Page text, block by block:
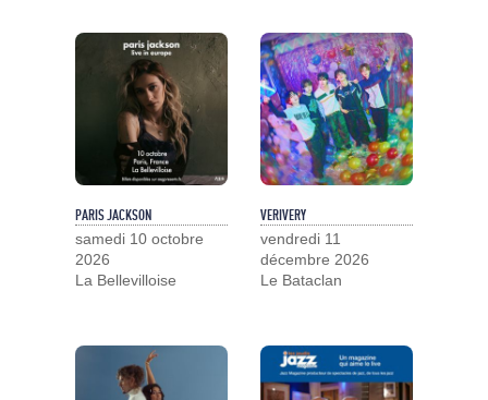
PARIS JACKSON
samedi 10 octobre
2026
La Bellevilloise
VERIVERY
vendredi 11
décembre 2026
Le Bataclan